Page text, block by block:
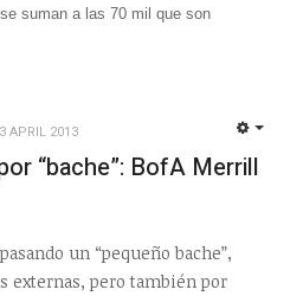
suman a las 70 mil que son
APRIL 2013
“bache”: BofA Merrill
un “pequeño bache”,
externas, pero también por